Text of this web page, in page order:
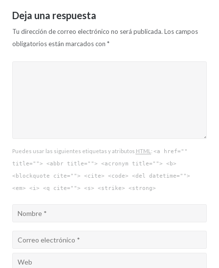
Deja una respuesta
Tu dirección de correo electrónico no será publicada. Los campos
obligatorios están marcados con *
Puedes usar las siguientes etiquetas y atributos HTML : <a href=""
title=""> <abbr title=""> <acronym title=""> <b>
<blockquote cite=""> <cite> <code> <del datetime="">
<em> <i> <q cite=""> <s> <strike> <strong>